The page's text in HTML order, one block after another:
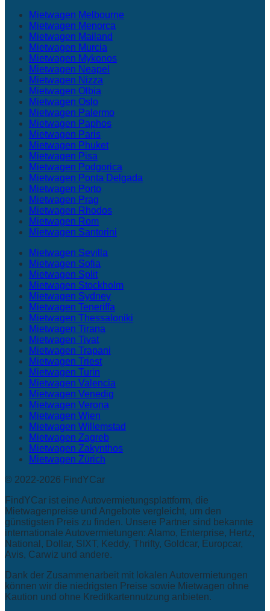
Mietwagen Melbourne
Mietwagen Menorca
Mietwagen Mailand
Mietwagen Murcia
Mietwagen Mykonos
Mietwagen Neapel
Mietwagen Nizza
Mietwagen Olbia
Mietwagen Oslo
Mietwagen Palermo
Mietwagen Paphos
Mietwagen Paris
Mietwagen Phuket
Mietwagen Pisa
Mietwagen Podgorica
Mietwagen Ponta Delgada
Mietwagen Porto
Mietwagen Prag
Mietwagen Rhodos
Mietwagen Rom
Mietwagen Santorini
Mietwagen Sevilla
Mietwagen Sofia
Mietwagen Split
Mietwagen Stockholm
Mietwagen Sydney
Mietwagen Teneriffa
Mietwagen Thessaloniki
Mietwagen Tirana
Mietwagen Tivat
Mietwagen Trapani
Mietwagen Triest
Mietwagen Turin
Mietwagen Valencia
Mietwagen Venedig
Mietwagen Verona
Mietwagen Wien
Mietwagen Willemstad
Mietwagen Zagreb
Mietwagen Zakynthos
Mietwagen Zürich
© 2022-2026 FindYCar
FindYCar ist eine Autovermietungsplattform, die
Mietwagenpreise und Angebote vergleicht, um den
günstigsten Preis zu finden. Unsere Partner sind bekannte
internationale Autovermietungen: Alamo, Enterprise, Hertz,
National, Dollar, SIXT, Keddy, Thrifty, Goldcar, Europcar,
Avis, Carwiz und andere.
Dank der Zusammenarbeit mit lokalen Autovermietungen
können wir die niedrigsten Preise sowie Mietwagen ohne
Kaution und ohne Kreditkartennutzung anbieten.